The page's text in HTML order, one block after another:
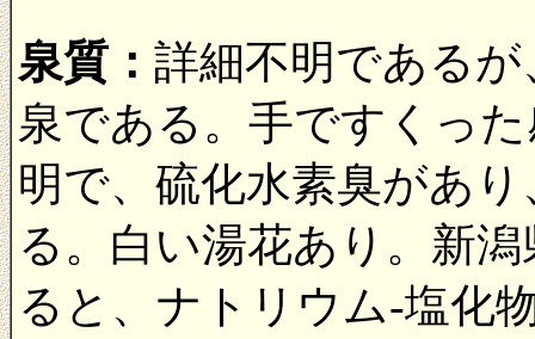
泉質： 詳細不明である
泉である。手ですくっ
明で、硫化水素臭があ
る。白い湯花あり。新
ると、ナトリウム-塩化